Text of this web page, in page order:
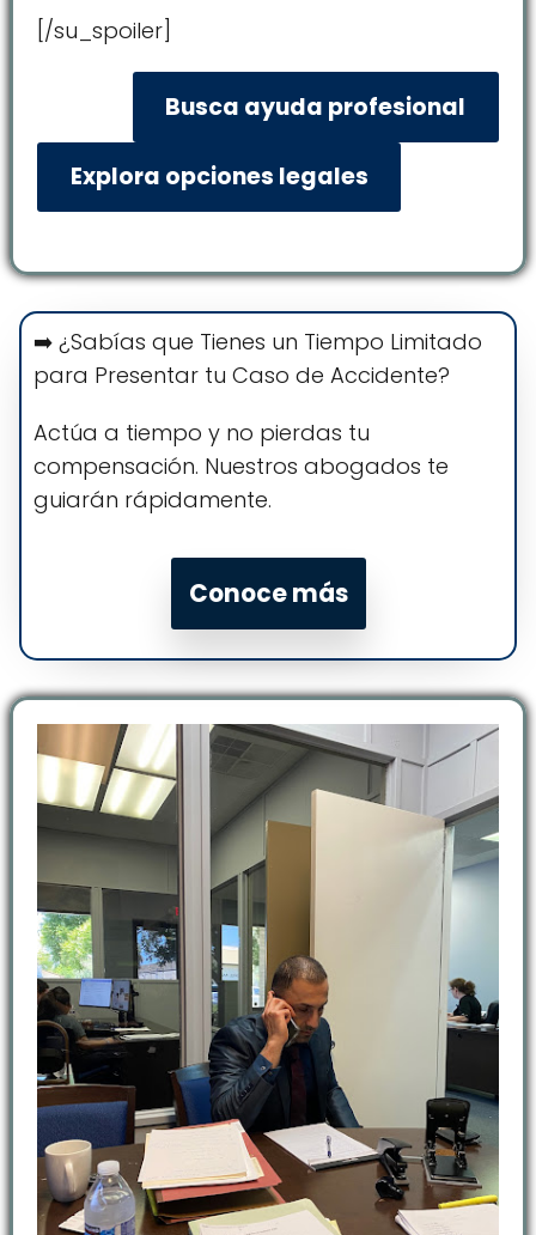
[/su_spoiler]
Busca ayuda profesional
Explora opciones legales
➡️ ¿Sabías que Tienes un Tiempo Limitado
para Presentar tu Caso de Accidente?
Actúa a tiempo y no pierdas tu
compensación. Nuestros abogados te
guiarán rápidamente.
Conoce más